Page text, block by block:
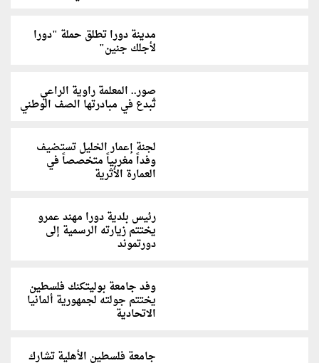
مدينة دورا تطلق حملة "دورا
لأجلك جنين"
صور.. المعلمة راوية الراعي
تُبدع في مبادرتها الصف الوطني
لجنة إعمار الخليل تستضيف
وفداً مغربياً متخصصاً في
العمارة الأثرية
رئيس بلدية دورا مهند عمرو
يختتم زيارته الرسمية إلى
دورتموند
وفد جامعة بوليتكنك فلسطين
يختتم جولته لجمهورية ألمانيا
الاتحادية‎‎
جامعة فلسطين الأهلية تشارك